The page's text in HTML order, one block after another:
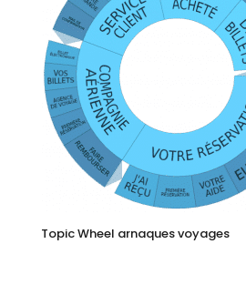
Topic Wheel arnaques voyages